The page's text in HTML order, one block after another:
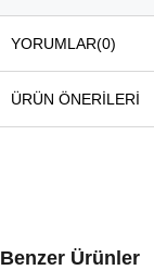
YORUMLAR(0)
ÜRÜN ÖNERILERI
Benzer Ürünler